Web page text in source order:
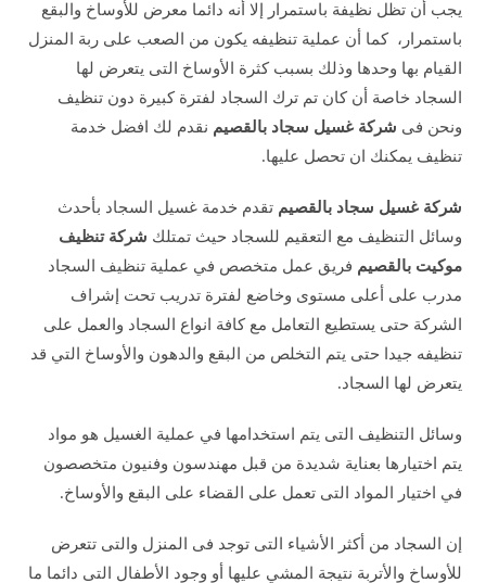
يجب أن تظل نظيفة باستمرار إلا أنه دائما معرض للأوساخ والبقع
باستمرار، كما أن عملية تنظيفه يكون من الصعب على ربة المنزل
القيام بها وحدها وذلك بسبب كثرة الأوساخ التى يتعرض لها
السجاد خاصة أن كان تم ترك السجاد لفترة كبيرة دون تنظيف
ونحن فى شركة غسيل سجاد بالقصيم نقدم لك افضل خدمة
تنظيف يمكنك ان تحصل عليها.
شركة غسيل سجاد بالقصيم تقدم خدمة غسيل السجاد بأحدث
وسائل التنظيف مع التعقيم للسجاد حيث تمتلك شركة تنظيف
موكيت بالقصيم فريق عمل متخصص في عملية تنظيف السجاد
مدرب على أعلى مستوى وخاضع لفترة تدريب تحت إشراف
الشركة حتى يستطيع التعامل مع كافة انواع السجاد والعمل على
تنظيفه جيدا حتى يتم التخلص من البقع والدهون والأوساخ التي قد
يتعرض لها السجاد.
وسائل التنظيف التى يتم استخدامها في عملية الغسيل هو مواد
يتم اختيارها بعناية شديدة من قبل مهندسون وفنيون متخصصون
في اختيار المواد التى تعمل على القضاء على البقع والأوساخ.
إن السجاد من أكثر الأشياء التى توجد فى المنزل والتى تتعرض
للأوساخ والأتربة نتيجة المشي عليها أو وجود الأطفال التى دائما ما